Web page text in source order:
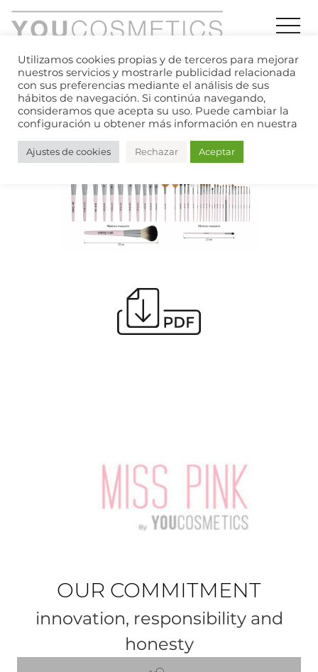
Index»Products»Brushes »Nothing to
add
OUR COMMITMENT
innovation, responsibility and
honesty
Utilizamos cookies propias y de terceros para mejorar
nuestros servicios y mostrarle publicidad relacionada
con sus preferencias mediante el análisis de sus
hábitos de navegación. Si continúa navegando,
consideramos que acepta su uso. Puede cambiar la
configuración u obtener más información en nuestra
Ajustes de cookies Rechazar Aceptar